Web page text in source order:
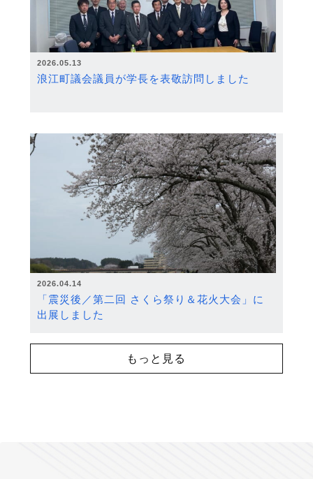
2026.05.13
浪江町議会議員が学長を表敬訪問しました
2026.04.14
「震災後／第二回 さくら祭り＆花火大会」に
出展しました
もっと見る